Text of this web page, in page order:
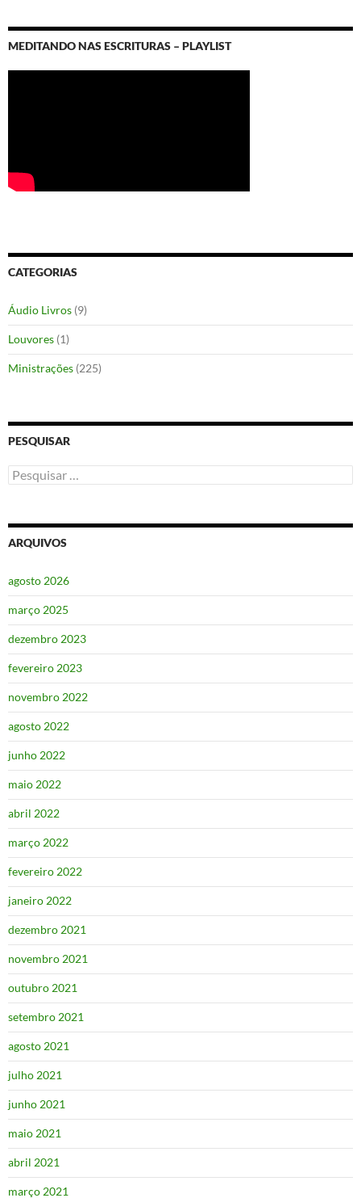
MEDITANDO NAS ESCRITURAS – PLAYLIST
CATEGORIAS
Áudio Livros (9)
Louvores (1)
Ministrações (225)
PESQUISAR
Pesquisar
por:
ARQUIVOS
agosto 2026
março 2025
dezembro 2023
fevereiro 2023
novembro 2022
agosto 2022
junho 2022
maio 2022
abril 2022
março 2022
fevereiro 2022
janeiro 2022
dezembro 2021
novembro 2021
outubro 2021
setembro 2021
agosto 2021
julho 2021
junho 2021
maio 2021
abril 2021
março 2021